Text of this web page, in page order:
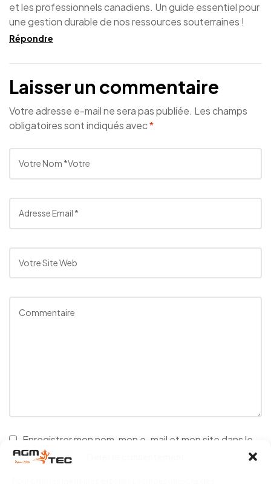
et les professionnels canadiens. Un guide essentiel pour
une gestion durable de nos ressources souterraines !
Répondre
Laisser un commentaire
Votre adresse e-mail ne sera pas publiée. Les champs
obligatoires sont indiqués avec*
Enregistrer mon nom, mon e-mail et mon site dans le
navigateur pour mon prochain commentaire.